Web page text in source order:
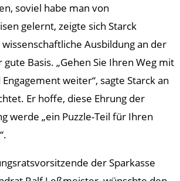
soviel habe man von
gelernt, zeigte sich Starck
Ausbildung an der
gute Basis. „Gehen Sie Ihren Weg mit
weiter“, sagte Starck an
Er hoffe, diese Ehrung der
werde „ein Puzzle-Teil für Ihren
der Sparkasse